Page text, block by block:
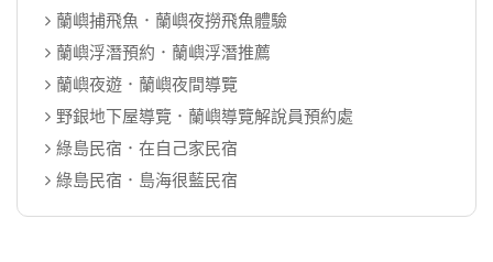
蘭嶼捕飛魚．蘭嶼夜撈飛魚體驗
蘭嶼浮潛預約．蘭嶼浮潛推薦
蘭嶼夜遊．蘭嶼夜間導覽
野銀地下屋導覽．蘭嶼導覽解說員預約處
綠島民宿．在自己家民宿
綠島民宿．島海很藍民宿